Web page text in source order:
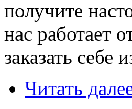
получите
нас работает
заказать себе
Читать